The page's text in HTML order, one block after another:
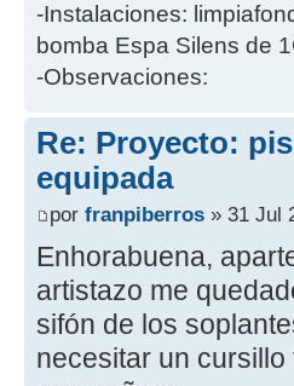
-Instalaciones:
bomba Espa Silens de
-Observaciones:
Re: Proyecto:
equipada
por franpiberros » 31 Jul
Enhorabuena,
artistazo me
sifón de los
necesitar un